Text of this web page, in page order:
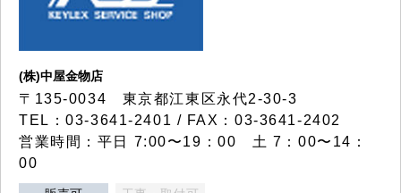
(株)中屋金物店
〒135-0034 東京都江東区永代2-30-3
TEL：03-3641-2401 / FAX：03-3641-2402
営業時間：平日 7:00〜19：00 土 7：00〜14：
00